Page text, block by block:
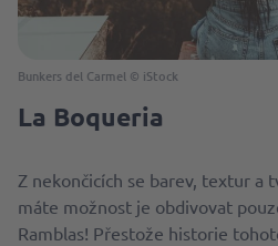
Bunkers del Carmel © iStock
La Boqueria
Z nekončicích se barev, textur a
máte možnost je obdivovat
Ramblas! Přestože historie